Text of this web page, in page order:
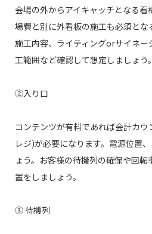
会場の外からアイキャッチとなる
場費と別に外看板の施工も必須と
施工内容、ライティングorサイネ
工範囲など確認して想定しましょう。
②入り口
コンテンツが有料であれば会計カ
レジ)が必要になります。電源位置
ょう。お客様の待機列の確保や回
置をしましょう。
③ 待機列